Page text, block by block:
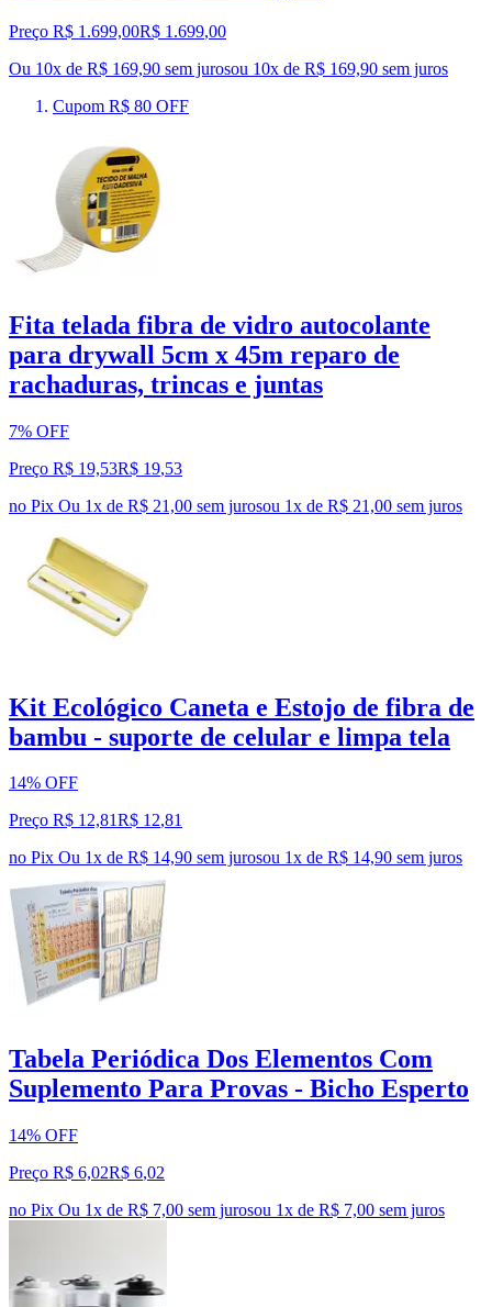
Preço R$ 1.699,00R$ 1.699,00
Ou 10x de R$ 169,90 sem jurosou 10x de R$ 169,90 sem juros
Cupom R$ 80 OFF
Fita telada fibra de vidro autocolante
para drywall 5cm x 45m reparo de
rachaduras, trincas e juntas
7% OFF
Preço R$ 19,53R$ 19,53
no Pix Ou 1x de R$ 21,00 sem jurosou 1x de R$ 21,00 sem juros
Kit Ecológico Caneta e Estojo de fibra de
bambu - suporte de celular e limpa tela
14% OFF
Preço R$ 12,81R$ 12,81
no Pix Ou 1x de R$ 14,90 sem jurosou 1x de R$ 14,90 sem juros
Tabela Periódica Dos Elementos Com
Suplemento Para Provas - Bicho Esperto
14% OFF
Preço R$ 6,02R$ 6,02
no Pix Ou 1x de R$ 7,00 sem jurosou 1x de R$ 7,00 sem juros